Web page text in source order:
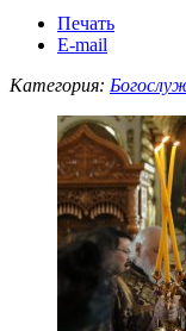
Печать
E-mail
Категория: